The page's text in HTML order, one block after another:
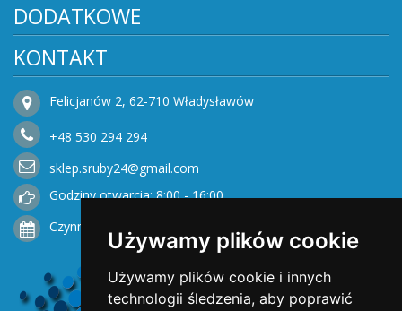
Używamy plików cookie
Używamy plików cookie i innych
technologii śledzenia, aby poprawić
DODATKOWE
KONTAKT
Felicjanów 2, 62-710 Władysławów
+48 530 294 294
sklep.sruby24@gmail.com
Godziny otwarcia: 8:00 - 16:00
Czynne od Poniedziałku do Piątku